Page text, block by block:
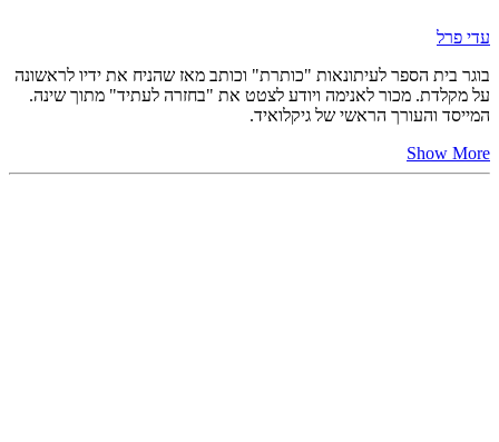
עדי פרל
בוגר בית הספר לעיתונאות "כותרת" וכותב מאז שהניח את ידיו לראשונה
על מקלדת. מכור לאנימה ויודע לצטט את "בחזרה לעתיד" מתוך שינה.
המייסד והעורך הראשי של גיקלואיד.
Show More